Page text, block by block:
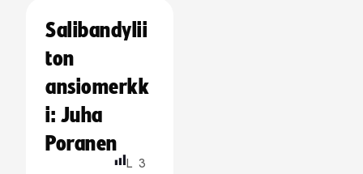
Salibandylii
ton
ansiomerkk
i: Juha
Poranen
L 3